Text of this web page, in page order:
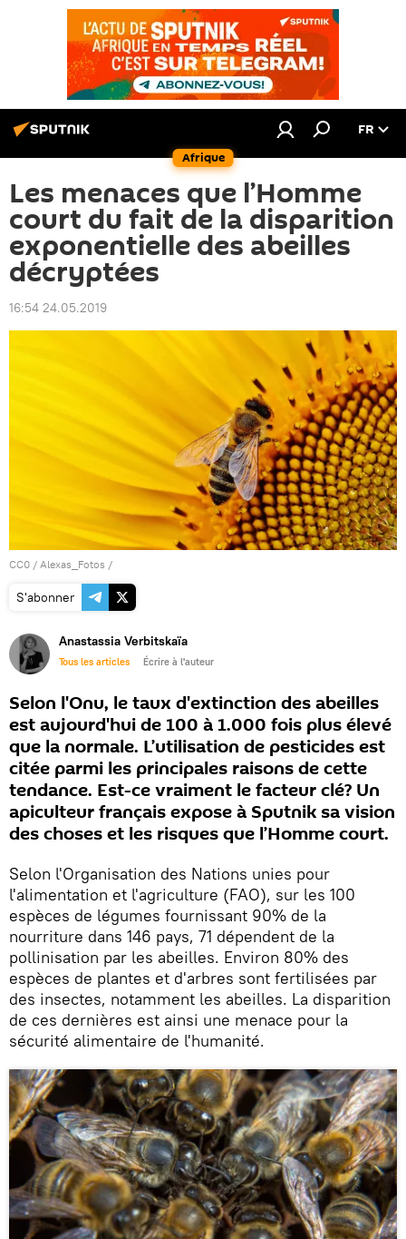
Afrique
FR
Les menaces que l’Homme
court du fait de la disparition
exponentielle des abeilles
décryptées
16:54 24.05.2019
CC0 / Alexas_Fotos /
S'abonner
Anastassia Verbitskaïa
Tous les articles Écrire à l'auteur
Selon l'Onu, le taux d'extinction des abeilles
est aujourd'hui de 100 à 1.000 fois plus élevé
que la normale. L’utilisation de pesticides est
citée parmi les principales raisons de cette
tendance. Est-ce vraiment le facteur clé? Un
apiculteur français expose à Sputnik sa vision
des choses et les risques que l’Homme court.
Selon l'Organisation des Nations unies pour
l'alimentation et l'agriculture (FAO), sur les 100
espèces de légumes fournissant 90% de la
nourriture dans 146 pays, 71 dépendent de la
pollinisation par les abeilles. Environ 80% des
espèces de plantes et d'arbres sont fertilisées par
des insectes, notamment les abeilles. La disparition
de ces dernières est ainsi une menace pour la
sécurité alimentaire de l'humanité.